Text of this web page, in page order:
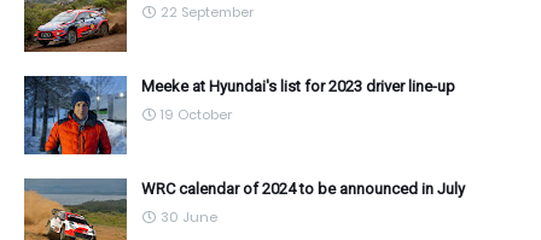
22 September
Meeke at Hyundai's list for 2023 driver line-up
19 October
WRC calendar of 2024 to be announced in July
30 June